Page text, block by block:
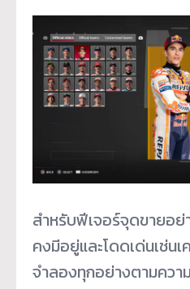
สำหรับฟีเจอร์จุดขายอ
คงมีอยู่และโดดเด่นเช่น
จำลองทุกอย่างตามควา